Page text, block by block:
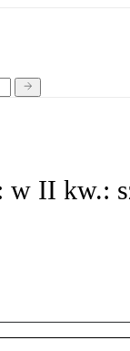
w II kw.: